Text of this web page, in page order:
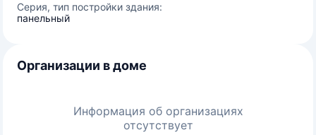
Серия, тип постройки здания:
панельный
Организации в доме
Информация об организациях
отсутствует